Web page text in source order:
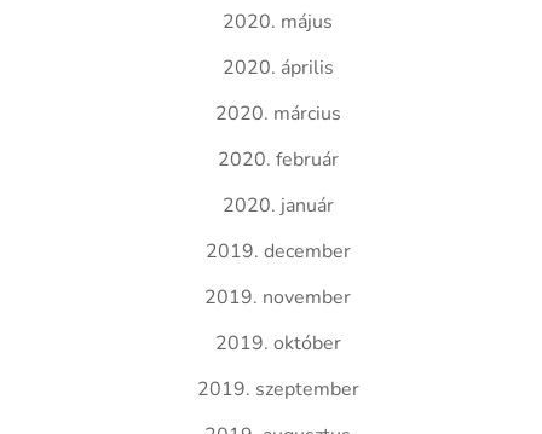
2020. május
2020. április
2020. március
2020. február
2020. január
2019. december
2019. november
2019. október
2019. szeptember